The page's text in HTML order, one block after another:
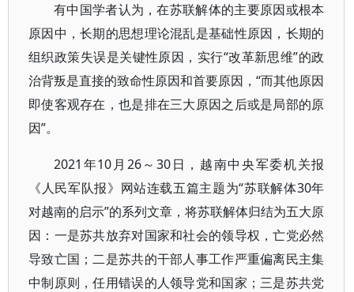
有中国学者认为，在苏联解体的主要原因或根本
原因中，长期的思想理论混乱是基础性原因，长期的
组织政策失误是关键性原因，实行“改革新思维”的政
治背叛是直接的致命性原因和首要原因，“而其他原因
即使客观存在，也是排在三大原因之后或是局部的原
因”。
2021年10月26～30日，越南中央军委机关报
《人民军队报》网站连载五篇主题为“苏联解体30年
对越南的启示”的系列文章，将苏联解体归结为五大原
因：一是苏共放弃对国家和社会的领导权，亡党必然
导致亡国；二是苏共的干部人事工作严重偏离民主集
中制原则，任用错误的人领导党和国家；三是苏共党